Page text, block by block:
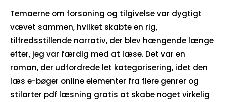
Temaerne om forsoning og tilgivelse var dygtigt
vævet sammen, hvilket skabte en rig,
tilfredsstillende narrativ, der blev hængende længe
efter, jeg var færdig med at læse. Det var en
roman, der udfordrede let kategorisering, idet den
læs e-bøger online elementer fra flere genrer og
stilarter pdf læsning gratis at skabe noget virkelig